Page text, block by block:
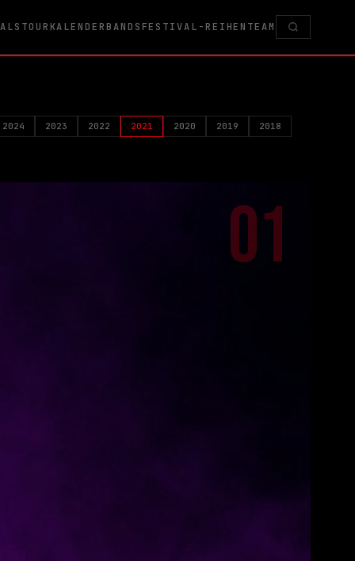
TOURKALENDERBANDSFESTIVAL-REIHEN TEAM
2024 2023 2022 2021 2020 2019 2018
01